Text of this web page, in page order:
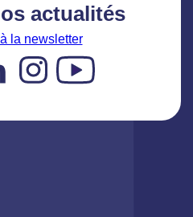
actualités
la newsletter
Instagram
YouTube